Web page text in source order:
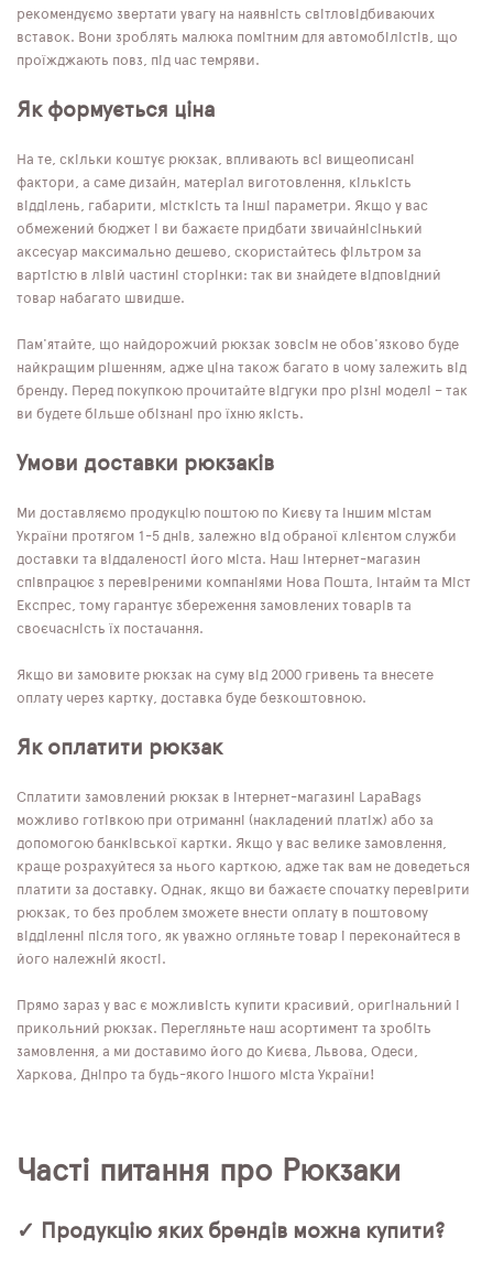
рекомендуємо звертати увагу на наявність світловідбиваючих
вставок. Вони зроблять малюка помітним для автомобілістів, що
проїжджають повз, під час темряви.
Як формується ціна
На те, скільки коштує рюкзак, впливають всі вищеописані
фактори, а саме дизайн, матеріал виготовлення, кількість
відділень, габарити, місткість та інші параметри. Якщо у вас
обмежений бюджет і ви бажаєте придбати звичайнісінький
аксесуар максимально дешево, скористайтесь фільтром за
вартістю в лівій частині сторінки: так ви знайдете відповідний
товар набагато швидше.
Пам'ятайте, що найдорожчий рюкзак зовсім не обов'язково буде
найкращим рішенням, адже ціна також багато в чому залежить від
бренду. Перед покупкою прочитайте відгуки про різні моделі – так
ви будете більше обізнані про їхню якість.
Умови доставки рюкзаків
Ми доставляємо продукцію поштою по Києву та іншим містам
України протягом 1-5 днів, залежно від обраної клієнтом служби
доставки та віддаленості його міста. Наш інтернет-магазин
співпрацює з перевіреними компаніями Нова Пошта, Інтайм та Міст
Експрес, тому гарантує збереження замовлених товарів та
своєчасність їх постачання.
Якщо ви замовите рюкзак на суму від 2000 гривень та внесете
оплату через картку, доставка буде безкоштовною.
Як оплатити рюкзак
Сплатити замовлений рюкзак в інтернет-магазині LapaBags
можливо готівкою при отриманні (накладений платіж) або за
допомогою банківської картки. Якщо у вас велике замовлення,
краще розрахуйтеся за нього карткою, адже так вам не доведеться
платити за доставку. Однак, якщо ви бажаєте спочатку перевірити
рюкзак, то без проблем зможете внести оплату в поштовому
відділенні після того, як уважно огляньте товар і переконайтеся в
його належній якості.
Прямо зараз у вас є можливість купити красивий, оригінальний і
прикольний рюкзак. Перегляньте наш асортимент та зробіть
замовлення, а ми доставимо його до Києва, Львова, Одеси,
Харкова, Дніпро та будь-якого іншого міста України!
Часті питання про Рюкзаки
✓ Продукцію яких брендів можна купити?